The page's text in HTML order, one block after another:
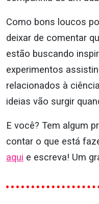
Como bons loucos
deixar de comentar
estão buscando
experimentos
relacionados à
ideias vão surgir
E você? Tem algum
contar o que está
aqui e escreva! Um